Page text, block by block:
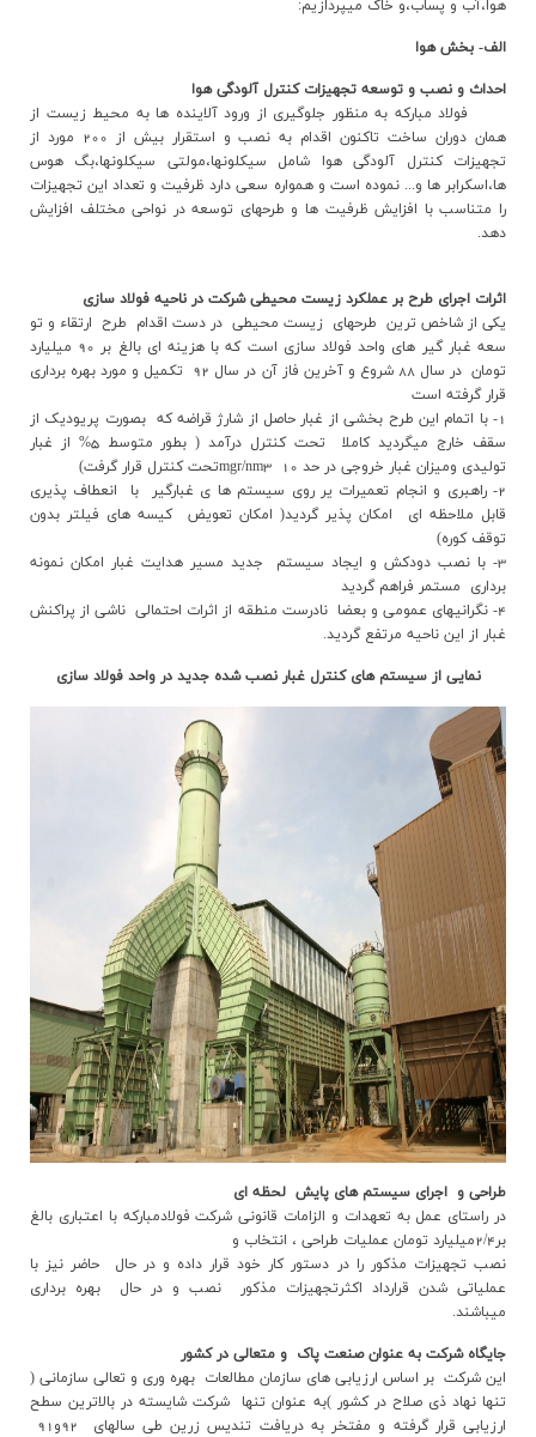
هوا،آب و پساب،و خاک میپردازیم:
الف- بخش هوا
احداث و نصب و توسعه تجهيزات كنترل آلودگي هوا
فولاد مباركه به منظور جلوگيري از ورود آلاينده ها به محيط زيست از
همان دوران ساخت تاكنون اقدام به نصب و استقرار بيش از 200 مورد از
تجهيزات كنترل آلودگي هوا شامل سيكلونها،مولتي سيكلونها،بگ هوس
ها،اسكرابر ها و... نموده است و همواره سعي دارد ظرفيت و تعداد اين تجهيزات
را متناسب با افزايش ظرفيت ها و طرحهاي توسعه در نواحي مختلف افزايش
دهد.
‌اثرات اجراي طرح بر عملکرد زيست محيطي شرکت در ناحيه فولاد سازي
یکی از شاخص ترین طرحهای زیست محیطی در دست اقدام طرح ارتقاء و تو
سعه غبار گیر های واحد فولاد سازی است که با هزینه ای بالغ بر 90 میلیارد
تومان در سال 88 شروع و آخرین فاز آن در سال 92 تکمیل و مورد بهره برداری
قرار گرفته است
1- با اتمام اين طرح بخشي از غبار حاصل از شارژ قراضه که بصورت پريوديک از
سقف خارج ميگرديد کاملا تحت کنترل درآمد ( بطور متوسط 5% از غبار
توليدي وميزان غبار خروجي در حد mgr/nm3 10‌تحت کنترل قرار گرفت)
2- راهبري و انجام تعميرات ير روي سيستم ها ي غبارگير با انعطاف پذيري
قابل ملاحظه اي امکان پذير گرديد( امکان تعويض کيسه هاي فيلتر بدون
توقف کوره)
3- با نصب دودکش و ايجاد سيستم جديد مسير هدايت غبار امکان نمونه
برداري مستمر فراهم گرديد
4- نگرانيهاي عمومي و بعضا نادرست منطقه از اثرات احتمالي ناشي از پراکنش
غبار از اين ناحيه مرتفع گرديد.
نمایی از سیستم های کنترل غبار نصب شده جدید در واحد فولاد سازی
طراحي و اجراي سيستم هاي پايش لحظه اي
در راستاي عمل به تعهدات و الزامات قانوني شرکت فولادمبارکه با اعتباري بالغ
بر2/4ميليارد تومان عمليات طراحي ، انتخاب و
نصب تجهيزات مذکور را در دستور کار خود قرار داده و در حال حاضر نيز با
عملياتي شدن قرارداد اکثرتجهيزات مذکور نصب و در حال بهره برداری
میباشند.
جايگاه شرکت به عنوان صنعت پاک و متعالي در کشور
‌اين شرکت بر اساس ارزيابي هاي سازمان مطالعات بهره وري و تعالي سازماني (
تنها نهاد ذي صلاح در کشور )به عنوان تنها شرکت شايسته در بالاترين سطح